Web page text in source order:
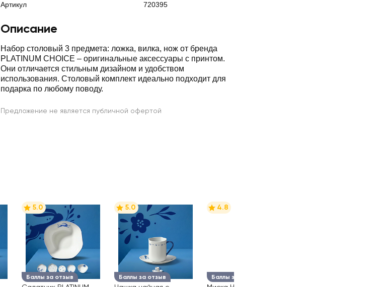
Артикул 720395
Описание
Набор столовый 3 предмета: ложка, вилка, нож от бренда
PLATINUM CHOICE – оригинальные аксессуары с принтом.
Они отличается стильным дизайном и удобством
использования. Столовый комплект идеально подходит для
подарка по любому поводу.
Предложение не является публичной офертой
Баллы за отзыв
5.0
Баллы за отзыв
5.0
Баллы за отзыв
4.8